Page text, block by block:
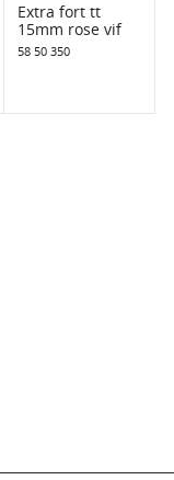
Extra fort tt
15mm rose vif
58 50 350